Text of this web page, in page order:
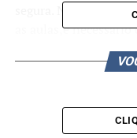
segura. Não é
as aulas,é
protegerem suas
internacional, o
cumprimento das
se possa ter uma